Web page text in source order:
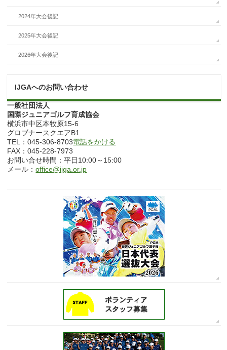
2024年大会後記
2025年大会後記
2026年大会後記
IJGAへのお問い合わせ
一般社団法人
国際ジュニアゴルフ育成協会
横浜市中区本牧原15-6
グロブナースクエアB1
TEL：045-306-8703電話をかける
FAX：045-228-7973
お問い合せ時間：平日10:00～15:00
メール：office@ijga.or.jp